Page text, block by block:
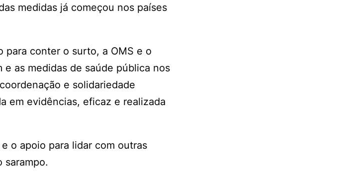
medidas já começou nos países
para conter o surto, a OMS e o
as medidas de saúde pública nos
e solidariedade
em evidências, eficaz e realizada
o apoio para lidar com outras
sarampo.